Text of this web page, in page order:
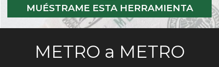
MUÉSTRAME ESTA HERRAMIENTA
METRO a METRO